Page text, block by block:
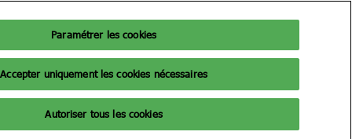
Fr
Fr
Exposer
Billetterie 2026
Paramétrer les cookies
Accepter uniquement les cookies nécessaires
Autoriser tous les cookies